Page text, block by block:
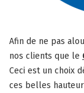
Afin de ne pas
nos clients que le
Ceci est un choix
ces belles